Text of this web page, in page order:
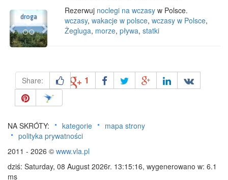
Kruchta
PreviousNextRezerwuj noclegi na wczasy w Polsce.
wczasy, wakacje w polsce, wczasy w Polsce,
Żegluga, morze, pływa, statki
Share: 1
NA SKRÓTY: kategorie
mapa strony
polityka prywatności
2011 - 2026 © www.vla.pl
dziś: Saturday, 08 August 2026r. 13:15:16, wygenerowano w: 6.1
ms